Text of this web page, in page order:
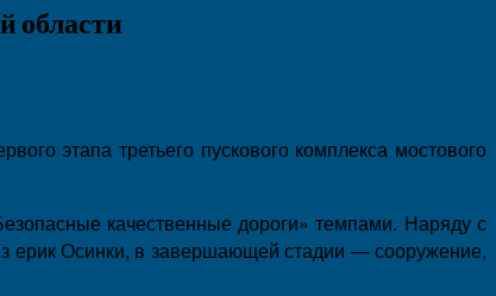
области
этапа третьего пускового комплекса мостового
качественные дороги» темпами. Наряду с
ерик Осинки, в завершающей стадии — сооружение,